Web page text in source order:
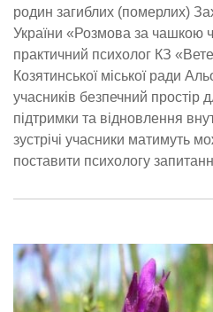
родин загиблих (померлих)
України «Розмова за чашкою
практичний психолог КЗ
Козятинської міської ради
учасників безпечний простір
підтримки та відновлення
зустрічі учасники матимуть
поставити психологу